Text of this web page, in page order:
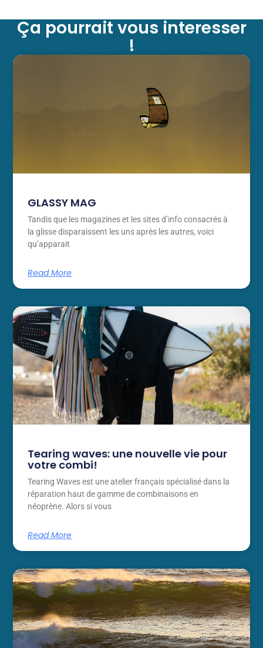
Ça pourrait vous interesser
!
GLASSY MAG
Tandis que les magazines et les sites d’info consacrés à
la glisse disparaissent les uns après les autres, voici
qu’apparait
Read More
Tearing waves: une nouvelle vie pour
votre combi!
Tearing Waves est une atelier français spécialisé dans la
réparation haut de gamme de combinaisons en
néoprène. Alors si vous
Read More